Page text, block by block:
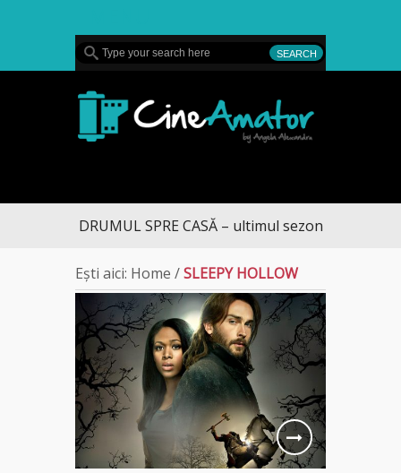
DRUMUL SPRE CASĂ – ultimul sezon te aduce la
Ești aici: Home /SLEEPY HOLLOW